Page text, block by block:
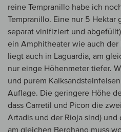
reine Tempranillo habe ich
Tempranillo. Eine nur 5 Hektar
separat vinifiziert und
ein Amphitheater wie auch der
liegt auch in Laguardia, am
nur einge Höhenmeter tiefer.
und purem
Auflage. Die geringere Höhe
dass Carretil und Picon die
Artadis und der Rioja sind)
am gleichen Berghang muss